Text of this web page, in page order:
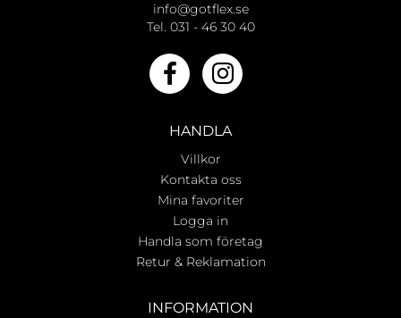
info@gotflex.se
Tel. 031 - 46 30 40
HANDLA
Villkor
Kontakta oss
Mina favoriter
Logga in
Handla som företag
Retur & Reklamation
INFORMATION